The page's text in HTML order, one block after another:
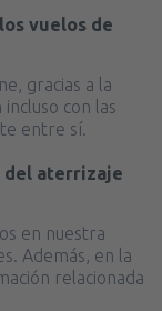
vuelos de
gracias a la
con las
entre sí.
del aterrizaje
en nuestra
Además, en la
relacionada